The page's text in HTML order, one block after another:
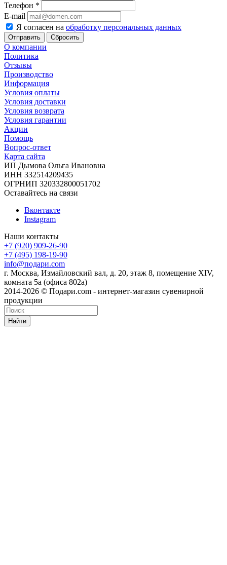
Телефон *
E-mail
Я согласен на обработку персональных данных
Сбросить
О компании
Политика
Отзывы
Производство
Информация
Условия оплаты
Условия доставки
Условия возврата
Условия гарантии
Акции
Помощь
Вопрос-ответ
Карта сайта
ИП Дымова Ольга Ивановна
ИНН 332514209435
ОГРНИП 320332800051702
Оставайтесь на связи
Вконтакте
Instagram
Наши контакты
+7 (920) 909-26-90
+7 (495) 198-19-90
info@подари.com
г. Москва, Измайловский вал, д. 20, этаж 8, помещение XIV,
комната 5а (офиса 802а)
2014-2026 © Подари.com - интернет-магазин сувенирной
продукции
Найти